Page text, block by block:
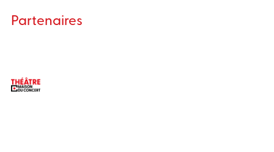
Partenaires